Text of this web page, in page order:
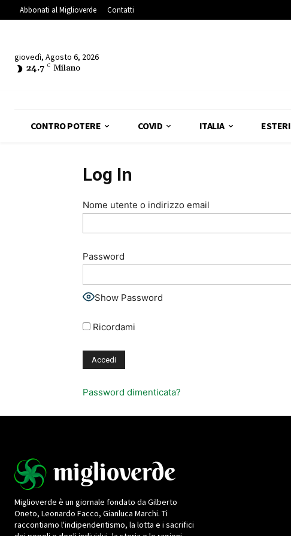
Abbonati al Miglioverde Contatti
giovedì, Agosto 6, 2026
24.7 C Milano
CONTRO POTERE COVID ITALIA ESTERI
Log In
Nome utente o indirizzo email
Password
Show Password
Ricordami
Password dimenticata?
Miglioverde è un giornale fondato da Gilberto
Oneto, Leonardo Facco, Gianluca Marchi. Ti
raccontiamo l'indipendentismo, la lotta e i sacrifici